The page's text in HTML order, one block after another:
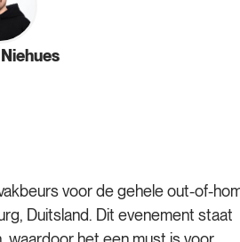
voor de gehele out-of-
Duitsland. Dit evenement staat